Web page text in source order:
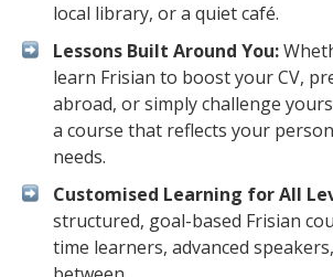
local library, or a quiet café.
Lessons Built Around You:
learn Frisian to boost your CV,
abroad, or simply challenge
a course that reflects your
needs.
Customised Learning for All
structured, goal-based Frisian
time learners, advanced